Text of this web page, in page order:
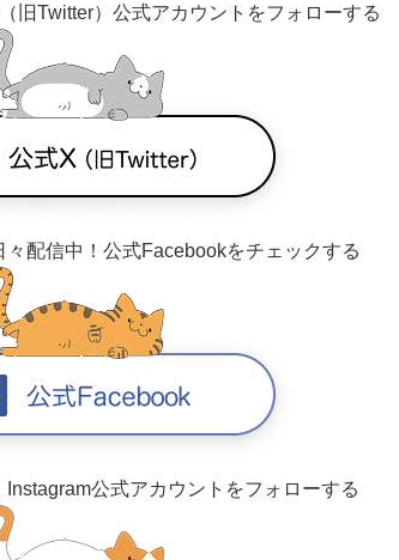
旧Twitter）公式アカウントをフォローする
配信中！ 公式Facebookをチェックする
Instagram公式アカウントをフォローする